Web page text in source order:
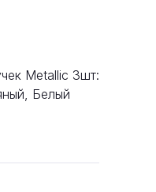
Metallic 3шт:
Белый